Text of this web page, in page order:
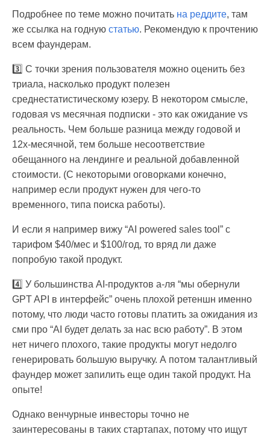
Подробнее по теме можно почитать на реддите, там
же ссылка на годную статью. Рекомендую к прочтению
всем фаундерам.
3️⃣ С точки зрения пользователя можно оценить без
триала, насколько продукт полезен
среднестатистическому юзеру. В некотором смысле,
годовая vs месячная подписки - это как ожидание vs
реальность. Чем больше разница между годовой и
12x-месячной, тем больше несоответствие
обещанного на лендинге и реальной добавленной
стоимости. (С некоторыми оговорками конечно,
например если продукт нужен для чего-то
временного, типа поиска работы).
И если я например вижу “AI powered sales tool” с
тарифом $40/мес и $100/год, то вряд ли даже
попробую такой продукт.
4️⃣ У большинства AI-продуктов а-ля “мы обернули
GPT API в интерфейс” очень плохой ретеншн именно
потому, что люди часто готовы платить за ожидания из
сми про “AI будет делать за нас всю работу”. В этом
нет ничего плохого, такие продукты могут недолго
генерировать большую выручку. А потом талантливый
фаундер может запилить еще один такой продукт. На
опыте!
Однако венчурные инвесторы точно не
заинтересованы в таких стартапах, потому что ищут